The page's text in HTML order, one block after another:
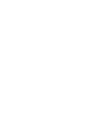
devoluções e mais.
solicite devoluções.